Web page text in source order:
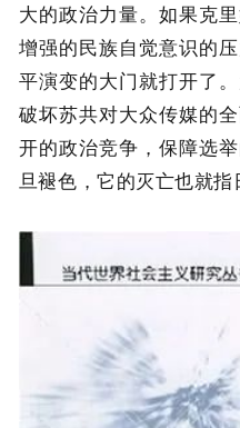
大的政治力量。如果克
增强的民族自觉意识的
平演变的大门就打开了
破坏苏共对大众传媒的
开的政治竞争，保障选
旦褪色，它的灭亡也就指